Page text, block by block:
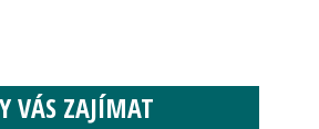
VÁS ZAJÍMAT